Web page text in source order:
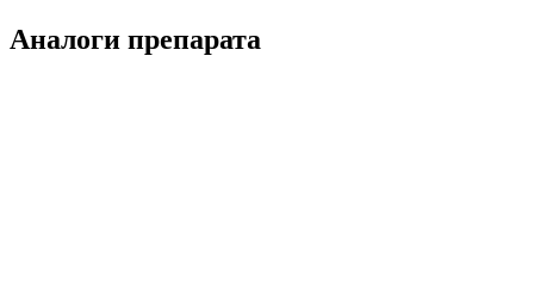
Аналоги препарата